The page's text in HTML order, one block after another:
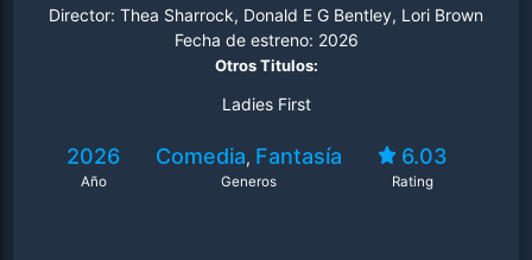
Director: Thea Sharrock, Donald E G Bentley, Lori Brown
Fecha de estreno: 2026
Otros Titulos:
Ladies First
2026
Año
Comedia, Fantasía
Generos
6.03
Rating